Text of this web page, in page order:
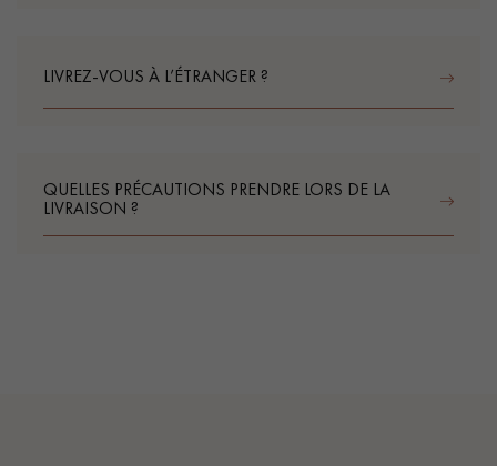
LIVREZ-VOUS À L’ÉTRANGER ?
QUELLES PRÉCAUTIONS PRENDRE LORS DE LA
LIVRAISON ?